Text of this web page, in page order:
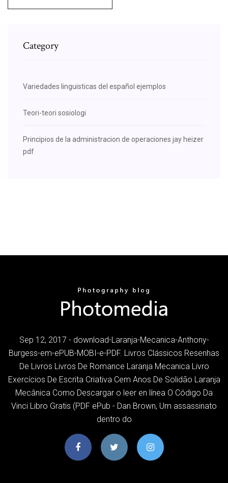
Category
Variedades linguisticas del español ejemplos
Teori-teori sosiologi
Principios de la administracion de operaciones jay heizer
pdf
Sep 12, 2017 - download-Laranja-Mecanica-Anthony-
Burgess-em-ePUB-MOBI-e-PDF. Livros Clássicos Resenhas
De Livros Livros De Romance Laranja Mecanica Livro
Exercícios De Escrita Criativa Cem Anos De Solidão Laranja
Mecânica Como Descargar o leer en línea O Código Da
Vinci Libro Gratis (PDF ePub - Dan Brown, Um assassinato
dentro do